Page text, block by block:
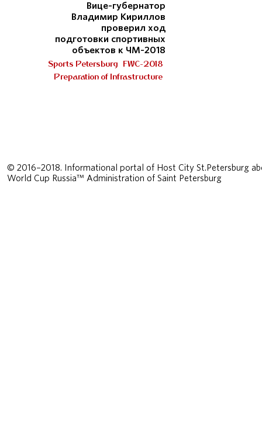
Вице-губернатор
Владимир Кириллов
проверил ход
подготовки спортивных
объектов к ЧМ-2018
Sports Petersburg FWC-2018
Preparation of Infrastructure
© 2016–2018. Informational portal of Host City St.Petersburg
World Cup Russia™ Administration of Saint Petersburg